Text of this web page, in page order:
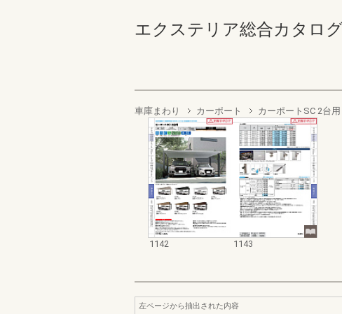
エクステリア総合カタロ
車庫まわり カーポート カーポートSC 2台用
1142 1143
左ページから抽出された内容